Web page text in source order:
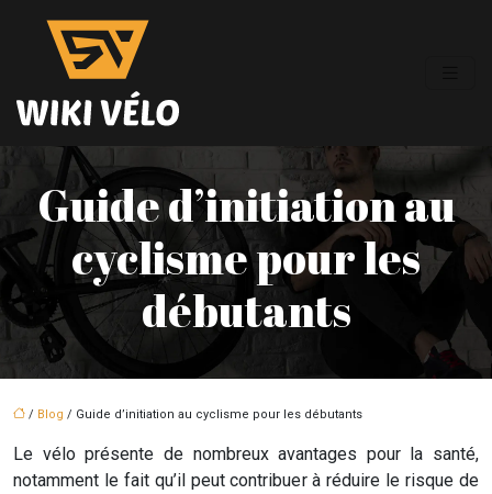
Guide d’initiation au
cyclisme pour les
débutants
/ Blog / Guide d’initiation au cyclisme pour les débutants
Le vélo présente de nombreux avantages pour la santé,
notamment le fait qu’il peut contribuer à réduire le risque de